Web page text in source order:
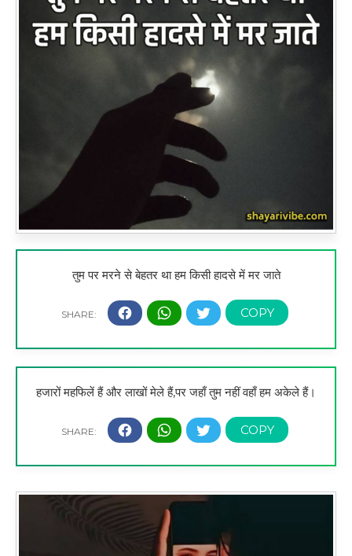
तुम पर मरने से बेहतर था हम किसी हादसे में मर जाते
हजारों महफिलें हैं और लाखों मेले हैं,पर जहाँ तुम नहीं वहाँ हम अकेले हैं।